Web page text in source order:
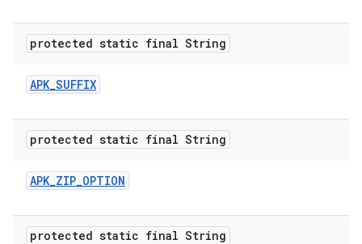
protected static final String
APK_SUFFIX
protected static final String
APK_ZIP_OPTION
protected static final String